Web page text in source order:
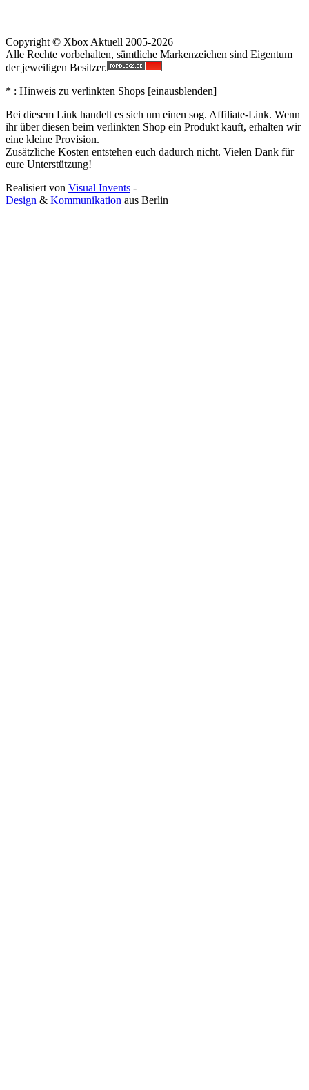
Copyright © Xbox Aktuell 2005-2026
Alle Rechte vorbehalten, sämtliche Markenzeichen sind Eigentum
der jeweiligen Besitzer.
* : Hinweis zu verlinkten Shops [einausblenden]
Bei diesem Link handelt es sich um einen sog. Affiliate-Link. Wenn
ihr über diesen beim verlinkten Shop ein Produkt kauft, erhalten wir
eine kleine Provision.
Zusätzliche Kosten entstehen euch dadurch nicht. Vielen Dank für
eure Unterstützung!
Realisiert von Visual Invents -
Design & Kommunikation aus Berlin